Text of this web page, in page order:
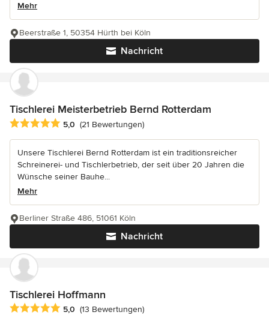
Mehr
Nachricht
Beerstraße 1, 50354 Hürth bei Köln
Tischlerei Meisterbetrieb Bernd Rotterdam
Durchschnittliche Bewertung: 5 von 5 Sternen
5,0 (21 Bewertungen)
Unsere Tischlerei Bernd Rotterdam ist ein traditionsreicher
Schreinerei- und Tischlerbetrieb, der seit über 20 Jahren die
Wünsche seiner Bauhe...
Mehr
Nachricht
Berliner Straße 486, 51061 Köln
Tischlerei Hoffmann
Durchschnittliche Bewertung: 5 von 5 Sternen
5,0 (13 Bewertungen)